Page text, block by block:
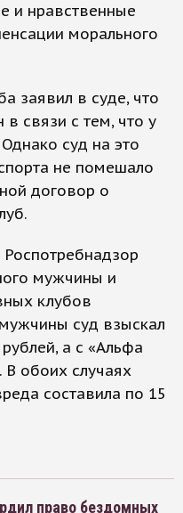
и нравственные
морального
заявил в суде, что
связи с тем, что у
Однако суд на это
не помешало
договор о
мужчины и
клубов
суд взыскал
а с «Альфа
обоих случаях
составила по 15
право бездомных